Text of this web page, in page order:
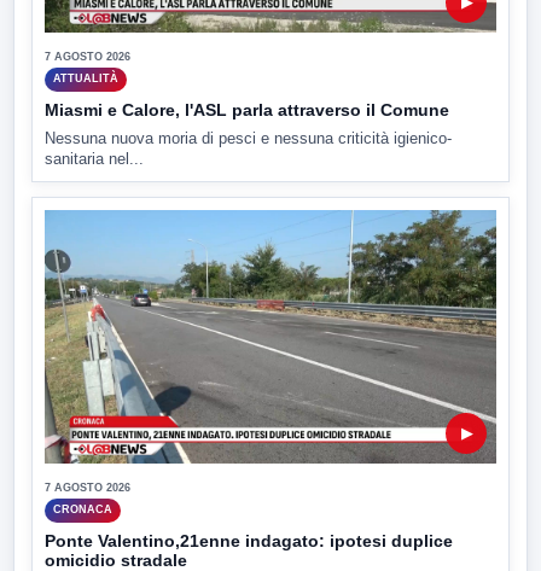
7 AGOSTO 2026
ATTUALITÀ
Miasmi e Calore, l'ASL parla attraverso il Comune
Nessuna nuova moria di pesci e nessuna criticità igienico-
sanitaria nel...
▶
7 AGOSTO 2026
CRONACA
Ponte Valentino,21enne indagato: ipotesi duplice
omicidio stradale